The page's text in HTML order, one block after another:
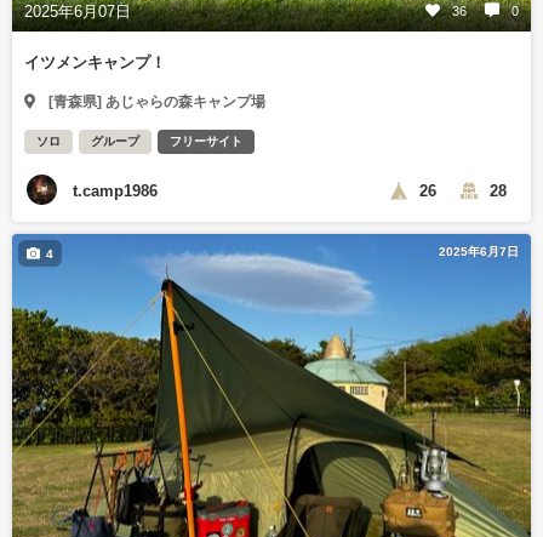
2025年6月07日 36 0
イツメンキャンプ！
[青森県] あじゃらの森キャンプ場
ソロ グループ フリーサイト
t.camp1986 26 28
2025年6月7日
4